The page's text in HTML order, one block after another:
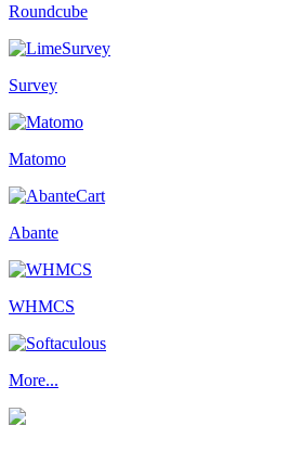
Roundcube
Survey
Matomo
Abante
WHMCS
More...